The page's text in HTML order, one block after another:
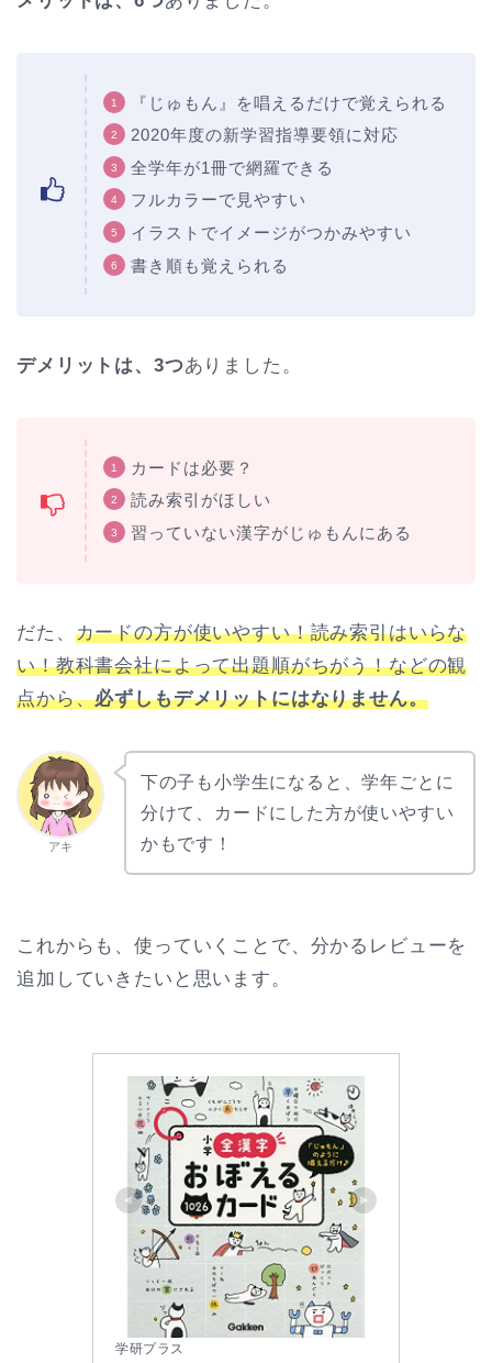
『じゅもん』を唱えるだけで覚えられる
2020年度の新学習指導要領に対応
全学年が1冊で網羅できる
フルカラーで見やすい
イラストでイメージがつかみやすい
書き順も覚えられる
デメリットは、3つありました。
カードは必要？
読み索引がほしい
習っていない漢字がじゅもんにある
だた、 カードの方が使いやすい！読み索引はいらな
い！教科書会社によって出題順がちがう！などの観
点から、必ずしもデメリットにはなりません。
アキ
下の子も小学生になると、学年ごとに
分けて、カードにした方が使いやすい
かもです！
これからも、使っていくことで、分かるレビューを
追加していきたいと思います。
学研プラス